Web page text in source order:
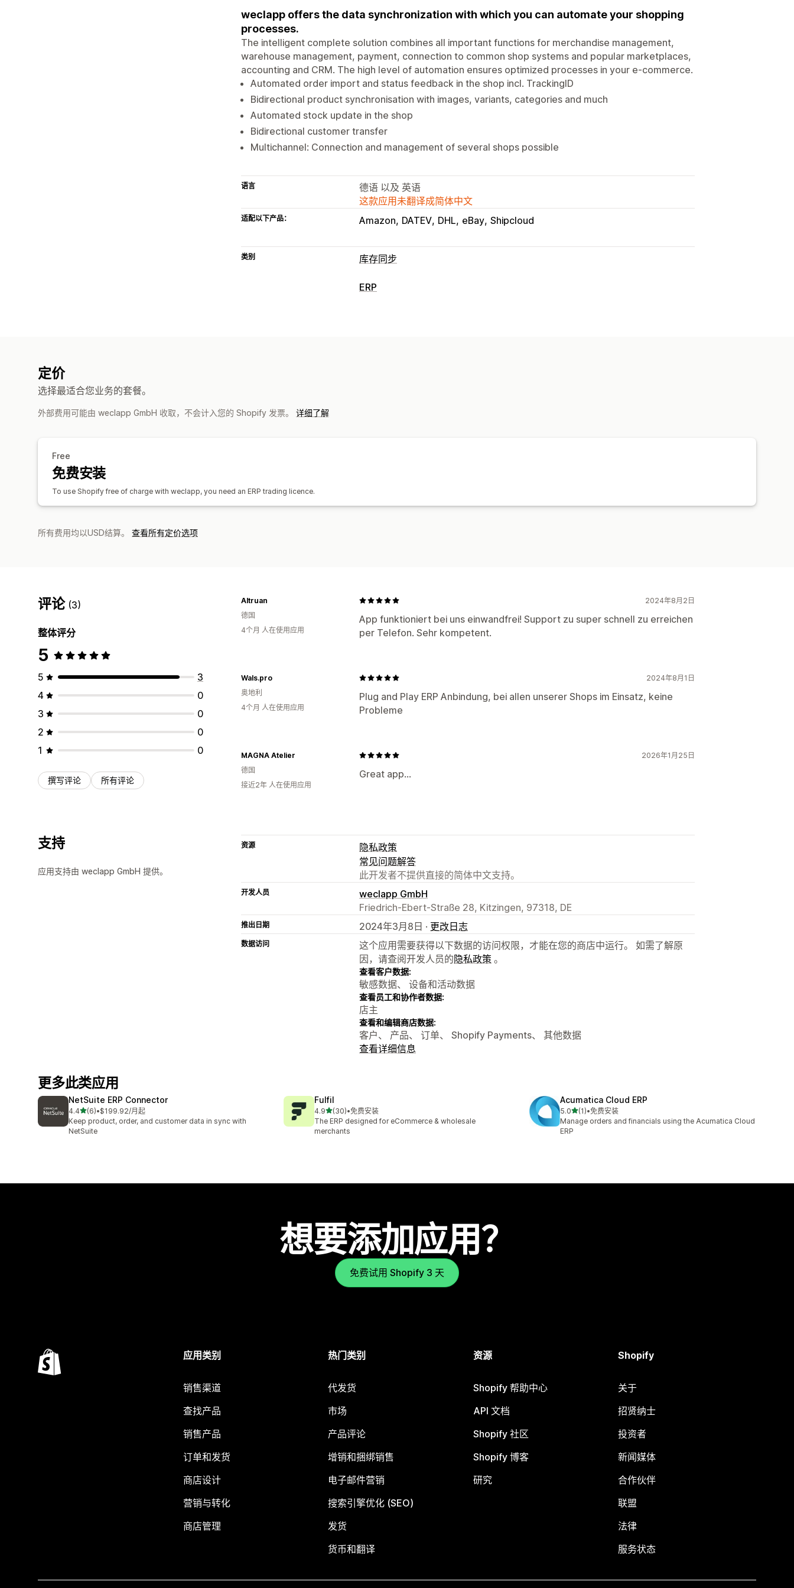
weclapp offers the data synchronization with which you can automate your shopping
processes.
The intelligent complete solution combines all important functions for merchandise management,
warehouse management, payment, connection to common shop systems and popular marketplaces,
accounting and CRM. The high level of automation ensures optimized processes in your e-commerce.
Automated order import and status feedback in the shop incl. TrackingID
Bidirectional product synchronisation with images, variants, categories and much
Automated stock update in the shop
Bidirectional customer transfer
Multichannel: Connection and management of several shops possible
语言
德语 以及 英语
这款应用未翻译成简体中文
适配以下产品： Amazon DATEV DHL eBay Shipcloud
类别 库存同步
ERP
定价
选择最适合您业务的套餐。
外部费用可能由 weclapp GmbH 收取，不会计入您的 Shopify 发票。 详细了解
Free
免费安装
To use Shopify free of charge with weclapp, you need an ERP trading licence.
所有费用均以USD结算。 查看所有定价选项
评论 (3)
整体评分
5
5
3
4
0
3
0
2
0
1
0
撰写评论 所有评论
2024年8月2日
App funktioniert bei uns einwandfrei! Support zu super schnell zu erreichen
per Telefon. Sehr kompetent.
Altruan
德国
4个月 人在使用应用
2024年8月1日
Plug and Play ERP Anbindung, bei allen unserer Shops im Einsatz, keine
Probleme
Wals.pro
奥地利
4个月 人在使用应用
2026年1月25日
Great app...
MAGNA Atelier
德国
接近2年 人在使用应用
支持
应用支持由 weclapp GmbH 提供。
资源
隐私政策
常见问题解答
此开发者不提供直接的简体中文支持。
开发人员
weclapp GmbH
Friedrich-Ebert-Straße 28, Kitzingen, 97318, DE
推出日期 2024年3月8日 · 更改日志
数据访问
这个应用需要获得以下数据的访问权限，才能在您的商店中运行。 如需了解原
因，请查阅开发人员的隐私政策 。
查看客户数据:
敏感数据、 设备和活动数据
查看员工和协作者数据:
店主
查看和编辑商店数据:
客户、 产品、 订单、 Shopify Payments、 其他数据
查看详细信息
更多此类应用
NetSuite ERP Connector
4.4星（满分 5 星）
(6)
总共 6 条评论
•$199.92/月起
Keep product, order, and customer data in sync with
NetSuite
Fulfil
4.9星（满分 5 星）
(30)
总共 30 条评论
•免费安装
The ERP designed for eCommerce & wholesale
merchants
Acumatica Cloud ERP
5.0星（满分 5 星）
(1)
总共 1 条评论
•免费安装
Manage orders and financials using the Acumatica Cloud
ERP
想要添加应用？
免费试用 Shopify 3 天
应用类别
销售渠道
查找产品
销售产品
订单和发货
商店设计
营销与转化
商店管理
热门类别
代发货
市场
产品评论
增销和捆绑销售
电子邮件营销
搜索引擎优化 (SEO)
发货
货币和翻译
资源
Shopify 帮助中心
API 文档
Shopify 社区
Shopify 博客
研究
Shopify
关于
招贤纳士
投资者
新闻媒体
合作伙伴
联盟
法律
服务状态